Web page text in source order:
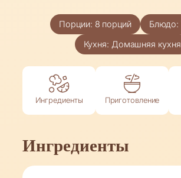
Порции: 8 порций Блюдо:
Кухня: Домашняя кухня
Ингредиенты Приготовление
Ингредиенты